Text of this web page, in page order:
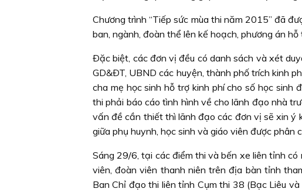
Chương trình “Tiếp sức mùa thi năm 2015” đã
ban, ngành, đoàn thể lên kế hoạch, phương án
Ðặc biệt, các đơn vị đều có danh sách và xét
GD&ÐT, UBND các huyện, thành phố trích kinh
cha mẹ học sinh hỗ trợ kinh phí cho số học sinh
thi phải báo cáo tình hình về cho lãnh đạo nhà
vấn đề cần thiết thì lãnh đạo các đơn vị sẽ xin ý
giữa phụ huynh, học sinh và giáo viên được
Sáng 29/6, tại các điểm thi và bến xe liên tỉnh có
viên, đoàn viên thanh niên trên địa bàn tỉnh
Ban Chỉ đạo thi liên tỉnh Cụm thi 38 (Bạc Liêu